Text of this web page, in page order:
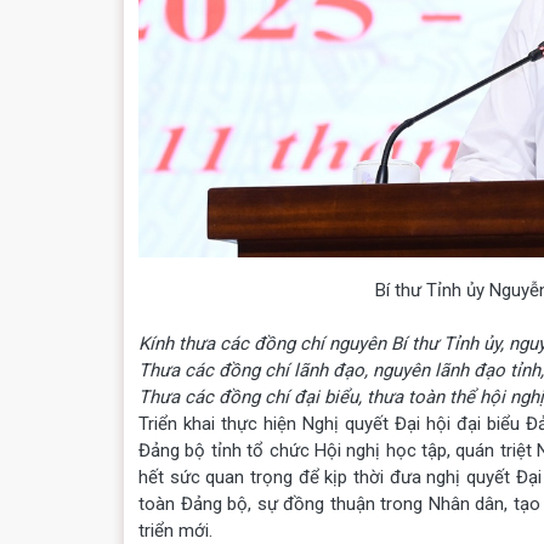
Bí thư Tỉnh ủy
Kính thưa các đồng chí nguyên Bí thư Tỉnh ủy,
Thưa các đồng chí lãnh đạo, nguyên lãnh đạo tỉnh,
Thưa các đồng chí đại biểu, thưa toàn thể hội
Triển khai thực hiện Nghị quyết Đại hội đại biểu
Đảng bộ tỉnh tổ chức Hội nghị học tập, quán triệt
hết sức quan trọng để kịp thời đưa nghị quyết
toàn Đảng bộ, sự đồng thuận trong Nhân dân,
triển mới.